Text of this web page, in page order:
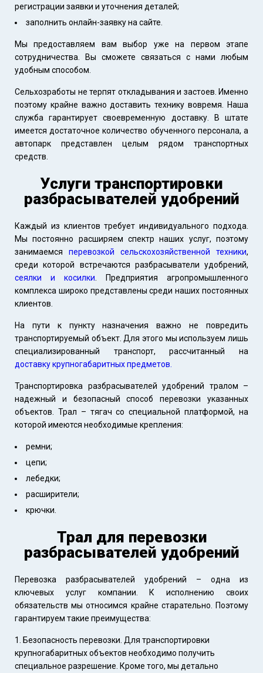
регистрации заявки и уточнения деталей;
заполнить онлайн-заявку на сайте.
Мы предоставляем вам выбор уже на первом этапе
сотрудничества. Вы сможете связаться с нами любым
удобным способом.
Сельхозработы не терпят откладывания и застоев. Именно
поэтому крайне важно доставить технику вовремя. Наша
служба гарантирует своевременную доставку. В штате
имеется достаточное количество обученного персонала, а
автопарк представлен целым рядом транспортных
средств.
Услуги транспортировки
разбрасывателей удобрений
Каждый из клиентов требует индивидуального подхода.
Мы постоянно расширяем спектр наших услуг, поэтому
занимаемся перевозкой сельскохозяйственной техники,
среди которой встречаются разбрасыватели удобрений,
сеялки и косилки . Предприятия агропромышленного
комплекса широко представлены среди наших постоянных
клиентов.
На пути к пункту назначения важно не повредить
транспортируемый объект. Для этого мы используем лишь
специализированный транспорт, рассчитанный на
доставку крупногабаритных предметов.
Транспортировка разбрасывателей удобрений тралом –
надежный и безопасный способ перевозки указанных
объектов. Трал – тягач со специальной платформой, на
которой имеются необходимые крепления:
ремни;
цепи;
лебедки;
расширители;
крючки.
Трал для перевозки
разбрасывателей удобрений
Перевозка разбрасывателей удобрений – одна из
ключевых услуг компании. К исполнению своих
обязательств мы относимся крайне старательно. Поэтому
гарантируем такие преимущества:
Безопасность перевозки. Для транспортировки
крупногабаритных объектов необходимо получить
специальное разрешение. Кроме того, мы детально